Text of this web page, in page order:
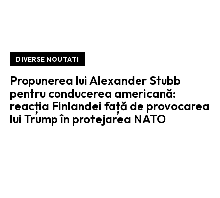
DIVERSE NOUTATI
Propunerea lui Alexander Stubb
pentru conducerea americană:
reacția Finlandei față de provocarea
lui Trump în protejarea NATO